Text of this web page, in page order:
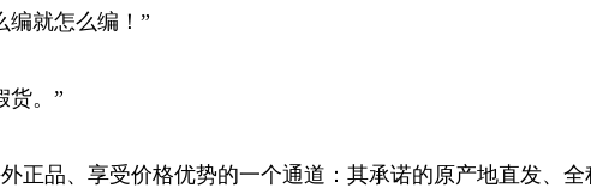
就怎么编！”
。”
品、享受价格优势的一个通道：其承诺的原产地直发、全